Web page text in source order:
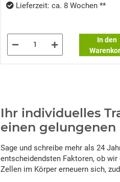
Lieferzeit: ca. 8 Wochen **
In den
Ihr individuelles
einen gelungenen
Sage und schreibe mehr als 24
entscheidendsten Faktoren, ob
Zellen im Körper erneuern sich,